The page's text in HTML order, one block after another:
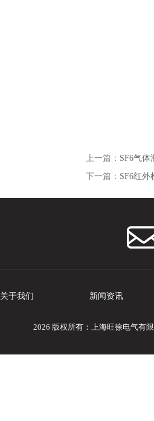
上一篇： SF6气
下一篇： SF6红
关于我们 新闻资讯
2026 版权所有：上海旺徐电气有